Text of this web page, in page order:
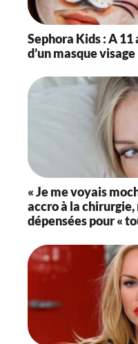
Sephora Kids : A
d’un masque
« Je me voyais
accro à la
dépensées pour «